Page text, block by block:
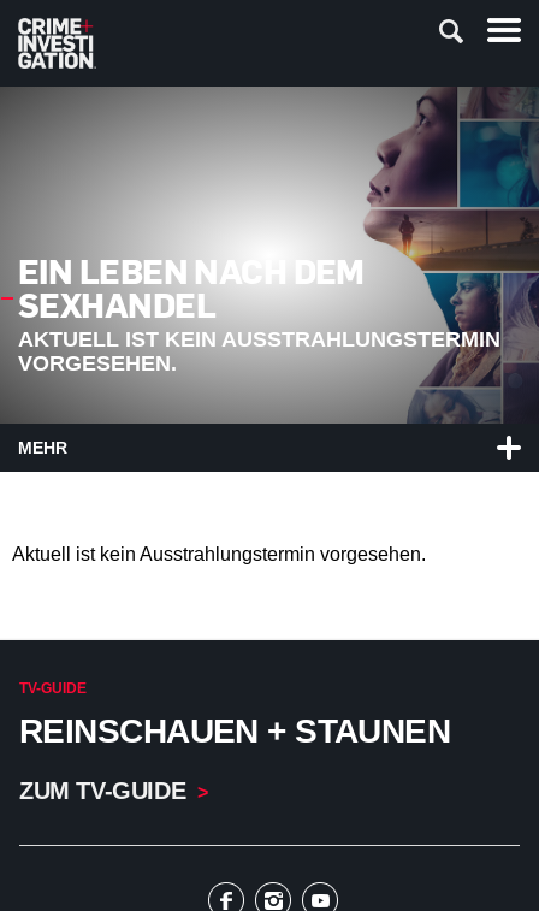
EIN LEBEN NACH DEM
SEXHANDEL
AKTUELL IST KEIN AUSSTRAHLUNGSTERMIN
VORGESEHEN.
MEHR
Aktuell ist kein Ausstrahlungstermin vorgesehen.
TV-GUIDE
REINSCHAUEN + STAUNEN
ZUM TV-GUIDE